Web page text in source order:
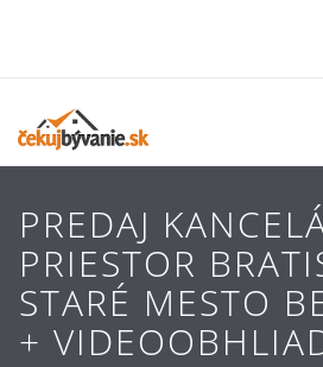
PREDAJ
PRIESTOR
STARÉ MESTO
+